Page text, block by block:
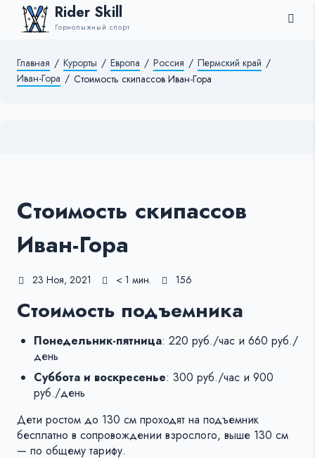
Rider Skill
Горнолыжный спорт
Главная / Курорты / Европа / Россия / Пермский край /
Иван-Гора / Стоимость скипассов Иван-Гора
Стоимость скипассов
Иван-Гора
23 Ноя, 2021 < 1 мин. 156
Стоимость подъемника
Понедельник-пятница: 220 руб./час и 660 руб./
день
Суббота и воскресенье: 300 руб./час и 900
руб./день
Дети ростом до 130 см проходят на подъемник
бесплатно в сопровождении взрослого, выше 130 см
— по общему тарифу.